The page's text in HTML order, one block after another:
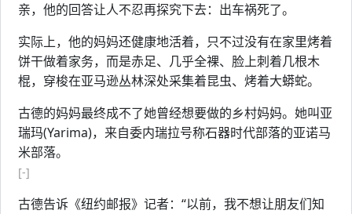
亲，他的回答让人不忍再探究下去：出车祸死了。
实际上，他的妈妈还健康地活着，只不过没有在家里烤着
饼干做着家务，而是赤足、几乎全裸、脸上刺着几根木
棍，穿梭在亚马逊丛林深处采集着昆虫、烤着大蟒蛇。
古德的妈妈最终成不了她曾经想要做的乡村妈妈。她叫亚
瑞玛(Yarima)，来自委内瑞拉号称石器时代部落的亚诺马
米部落。
[-]
古德告诉《纽约邮报》记者：“以前，我不想让朋友们知